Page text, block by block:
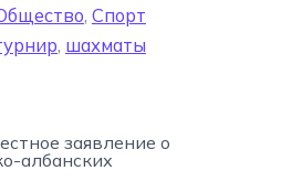
, Спорт
, шахматы
заявление о
албанских